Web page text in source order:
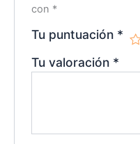
con *
Tu puntuación *
Tu valoración *